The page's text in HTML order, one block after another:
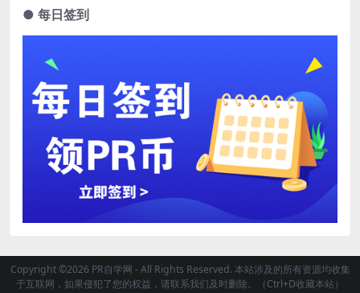
● 每日签到
Copyright ©2026 PR自学网 - All Rights Reserved. 本站涉及的所有资源均收集
于互联网，如果侵犯了您的权益，请联系我们及时删除。（Ctrl+D收藏本站）